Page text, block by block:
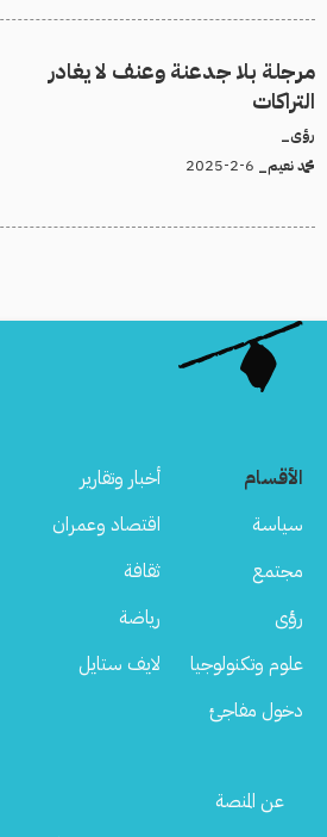
مرجلة بلا جدعنة وعنف لا يغادر
التراكات
رؤى_
محمد نعيم_
الأقسام
أخبار وتقارير
سياسة
اقتصاد وعمران
مجتمع
ثقافة
رؤى
رياضة
علوم وتكنولوجيا
لايف ستايل
دخول مفاجئ
Footer
عن المنصة